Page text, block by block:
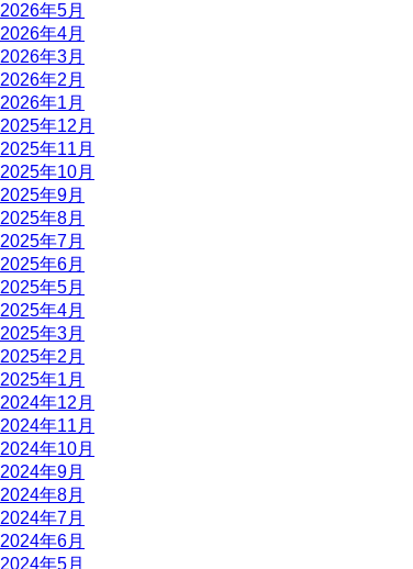
2026年5月
2026年4月
2026年3月
2026年2月
2026年1月
2025年12月
2025年11月
2025年10月
2025年9月
2025年8月
2025年7月
2025年6月
2025年5月
2025年4月
2025年3月
2025年2月
2025年1月
2024年12月
2024年11月
2024年10月
2024年9月
2024年8月
2024年7月
2024年6月
2024年5月